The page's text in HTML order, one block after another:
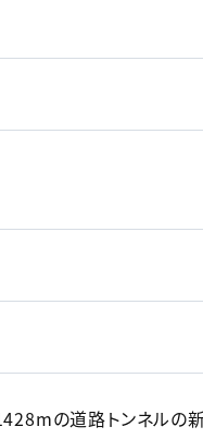
の道路トンネルの